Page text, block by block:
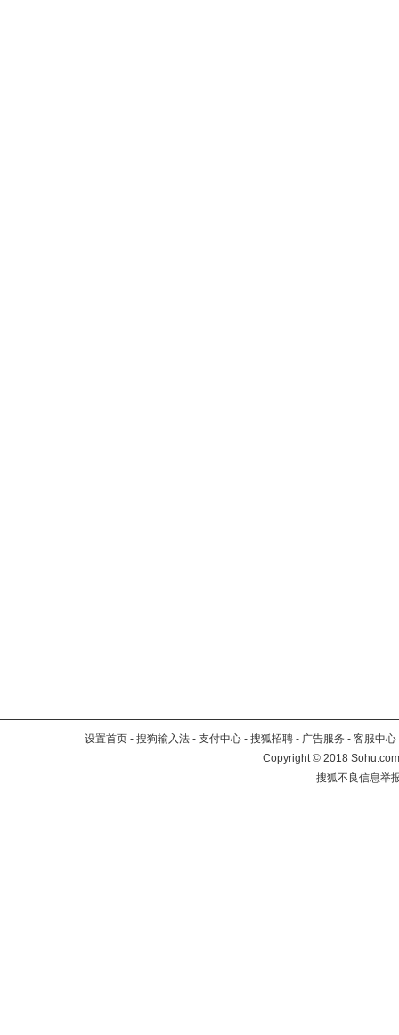
设置首页 - 搜狗输入法 - 支付中心 - 搜狐招聘 - 广告服务 - 客服中心
Copyright©2018
搜狐不良信息举